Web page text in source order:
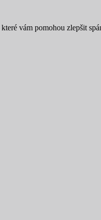
vám pomohou zlepšit